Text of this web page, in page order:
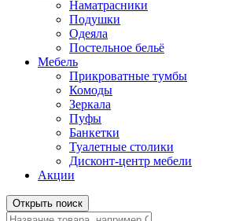
Наматрасники
Подушки
Одеяла
Постельное бельё
Мебель
Прикроватные тумбы
Комоды
Зеркала
Пуфы
Банкетки
Туалетные столики
Дисконт-центр мебели
Акции
Открыть поиск